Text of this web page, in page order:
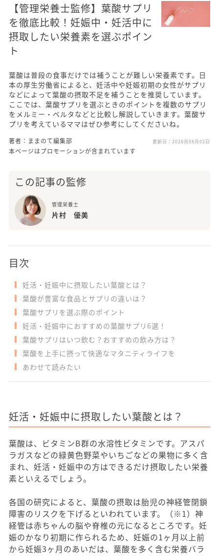
【管理栄養士監修】葉酸サプリ
を徹底比較！妊娠中・妊活中に
摂取したい栄養素を選ぶポイン
ト
葉酸は普段の食事だけでは補うことが難しい栄養素です。日
本の厚生労働省によると、妊活中や妊娠初期の女性がサプリ
などによって葉酸の摂取不足を補うことを推奨しています。
ここでは、葉酸サプリを選ぶときのポイントを複数のサプリ
をメルミー・ベルタなどと比較し解説していきます。葉酸サ
プリを考えているママはぜひ参考にしてくださいね。
著者：ままのて編集部 更新日： 2026月08月02日
本ページはプロモーションが含まれています
この記事の監修
管理栄養士
片村 優美
目次
妊活・妊娠中に摂取したい葉酸とは？
葉酸が豊富な食品とサプリの違いは？
葉酸サプリを選ぶ際のポイント
妊活・妊娠中におすすめの葉酸サプリ6選！
葉酸サプリはいつ飲む？おすすめの飲み方は？
葉酸を上手に摂って快適なマタニティライフを
あわせて読みたい
妊活・妊娠中に摂取したい葉酸とは？
葉酸は、ビタミンB群の水溶性ビタミンです。アスパ
ラガスなどの緑黄色野菜やいちごなどの果物に多く含
まれ、妊活・妊娠中の方はできるだけ摂取したい栄養
素といえるでしょう。
各国の研究によると、葉酸の摂取は胎児の神経管閉鎖
障害のリスクを下げるといわれています。（※1）神
経管は赤ちゃんの脳や脊椎の元になるところです。妊
娠のかなり初期に作られるため、妊娠の1ヶ月以上前
から妊娠3ヶ月のあいだは、葉酸を多く含む栄養バラ